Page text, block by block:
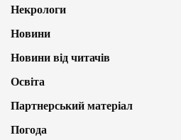
Некрологи
Новини
Новини від читачів
Освіта
Партнерський матеріал
Погода